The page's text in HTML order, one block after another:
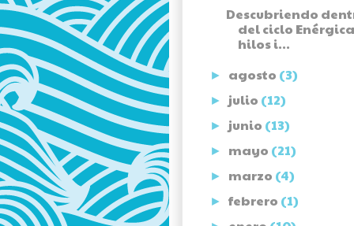
Descubriendo
del ciclo
hilos i...
► agosto (3)
► julio (12)
► junio (13)
► mayo (21)
► marzo (4)
►febrero (1)